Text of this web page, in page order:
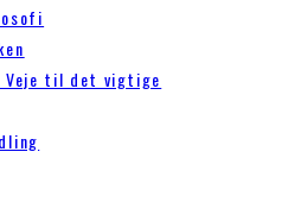
Veje til det vigtige